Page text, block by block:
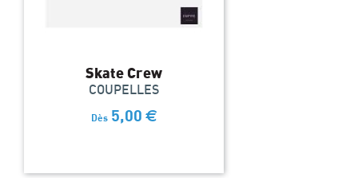
Skate Crew
COUPELLES
Dès 5,00 €